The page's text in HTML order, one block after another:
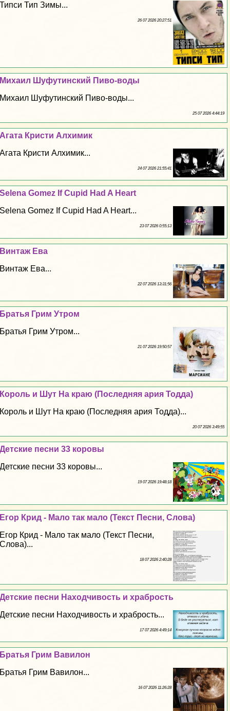
Типси Тип Зимы...
26 07 2026 20:27:51
Михаил Шуфутинский Пиво-воды
Михаил Шуфутинский Пиво-воды...
25 07 2026 4:44:19
Агата Кристи Алхимик
Агата Кристи Алхимик...
24 07 2026 21:55:41
Selena Gomez If Cupid Had A Heart
Selena Gomez If Cupid Had A Heart...
23 07 2026 0:55:13
Винтаж Ева
Винтаж Ева...
22 07 2026 13:31:56
Братья Грим Утром
Братья Грим Утром...
21 07 2026 19:50:57
Король и Шут На краю (Последняя ария Тодда)
Король и Шут На краю (Последняя ария Тодда)...
20 07 2026 3:49:55
Детские песни 33 коровы
Детские песни 33 коровы...
19 07 2026 19:48:18
Егор Крид - Мало так мало (Текст Песни, Слова)
Егор Крид - Мало так мало (Текст Песни,
Слова)...
18 07 2026 2:40:28
Детские песни Находчивость и храбрость
Детские песни Находчивость и храбрость...
17 07 2026 4:49:14
Братья Грим Вавилон
Братья Грим Вавилон...
16 07 2026 11:26:28